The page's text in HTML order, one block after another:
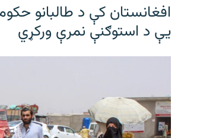
افغانستان کې د طالبانو
یې د استوګنې نمرې ورکړي